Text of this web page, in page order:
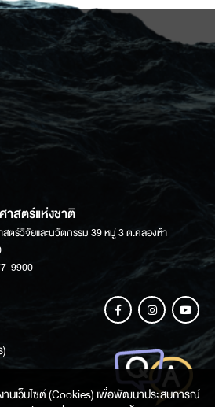
สตร์แห่งชาติ
ตร์วิจัยและนวัตกรรม 39 หมู่ 3 ต.คลองห้า
9900
งานเว็บไซต์ (Cookies) เพื่อพัฒนาประสบการณ์